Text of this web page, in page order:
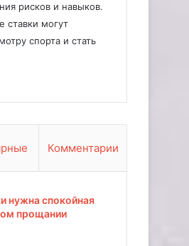
рисков и навыков.
ставки могут
спорта и стать
Комментарии
нужна спокойная
прощании